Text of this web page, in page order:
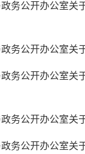
务公开办公室
务公开办公室
务公开办公室
务公开办公室
务公开办公室